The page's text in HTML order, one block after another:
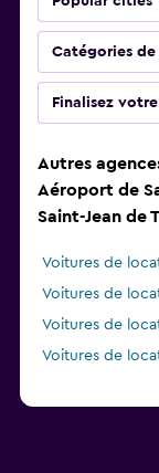
Catégories
Finalisez
Autres
Aéroport de
Saint-Jean de
Voitures de
Voitures de
Voitures de
Voitures de